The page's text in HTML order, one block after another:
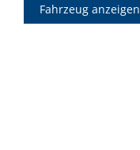
Fahrzeug anzeigen